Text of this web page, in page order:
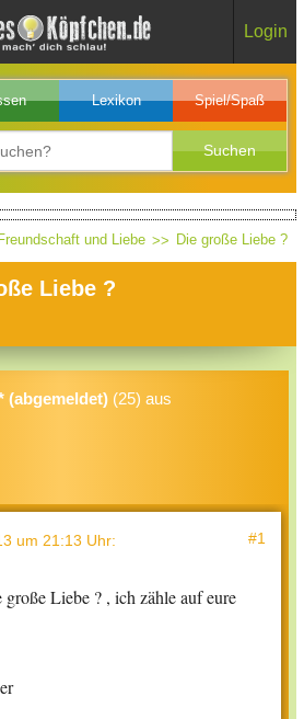
Login
Lexikon Spiel/Spaß
Freundschaft und Liebe Die große Liebe ?
Liebe ?
(abgemeldet) (25) aus
um 21:13 Uhr: #1
Liebe ? , ich zähle auf eure